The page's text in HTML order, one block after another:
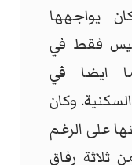
يواجهها
ليس فقط في
ايضا في
وكان
على الرغم
ثلاثة رفاق